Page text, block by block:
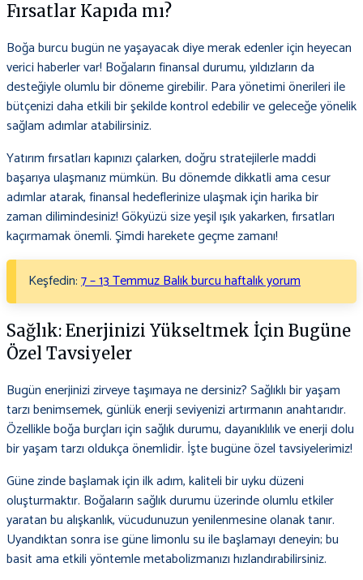
Fırsatlar Kapıda mı?
Boğa burcu bugün ne yaşayacak diye merak edenler için heyecan
verici haberler var! Boğaların finansal durumu, yıldızların da
desteğiyle olumlu bir döneme girebilir. Para yönetimi önerileri ile
bütçenizi daha etkili bir şekilde kontrol edebilir ve geleceğe yönelik
sağlam adımlar atabilirsiniz.
Yatırım fırsatları kapınızı çalarken, doğru stratejilerle maddi
başarıya ulaşmanız mümkün. Bu dönemde dikkatli ama cesur
adımlar atarak, finansal hedeflerinize ulaşmak için harika bir
zaman dilimindesiniz! Gökyüzü size yeşil ışık yakarken, fırsatları
kaçırmamak önemli. Şimdi harekete geçme zamanı!
Keşfedin:7 – 13 Temmuz Balık burcu haftalık yorum
Sağlık: Enerjinizi Yükseltmek İçin Bugüne
Özel Tavsiyeler
Bugün enerjinizi zirveye taşımaya ne dersiniz? Sağlıklı bir yaşam
tarzı benimsemek, günlük enerji seviyenizi artırmanın anahtarıdır.
Özellikle boğa burçları için sağlık durumu, dayanıklılık ve enerji dolu
bir yaşam tarzı oldukça önemlidir. İşte bugüne özel tavsiyelerimiz!
Güne zinde başlamak için ilk adım, kaliteli bir uyku düzeni
oluşturmaktır. Boğaların sağlık durumu üzerinde olumlu etkiler
yaratan bu alışkanlık, vücudunuzun yenilenmesine olanak tanır.
Uyandıktan sonra ise güne limonlu su ile başlamayı deneyin; bu
basit ama etkili yöntemle metabolizmanızı hızlandırabilirsiniz.